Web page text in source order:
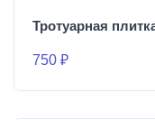
Тротуарная
750 ₽